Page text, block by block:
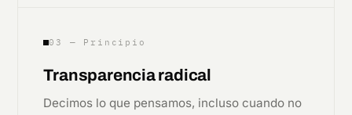
03 — Principio
Transparencia radical
Decimos lo que pensamos, incluso cuando no